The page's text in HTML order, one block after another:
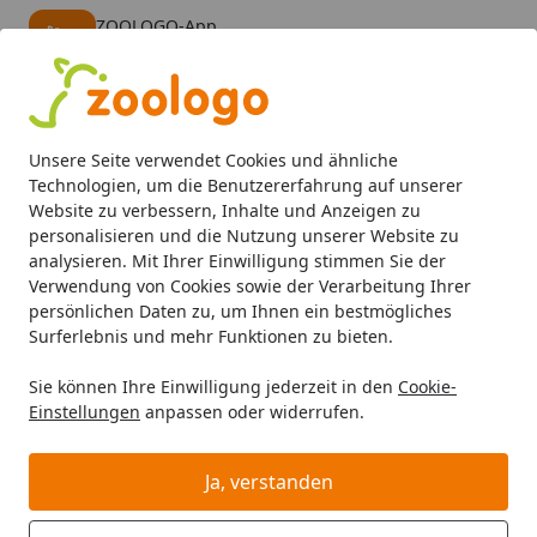
Unsere Seite verwendet Cookies und ähnliche
Technologien, um die Benutzererfahrung auf unserer
Website zu verbessern, Inhalte und Anzeigen zu
personalisieren und die Nutzung unserer Website zu
analysieren. Mit Ihrer Einwilligung stimmen Sie der
Verwendung von Cookies sowie der Verarbeitung Ihrer
persönlichen Daten zu, um Ihnen ein bestmögliches
Surferlebnis und mehr Funktionen zu bieten.
Sie können Ihre Einwilligung jederzeit in den Cookie-
Einstellungen anpassen oder widerrufen.
Ja, verstanden
ZOOLOGO-App
Alle Produkte
Mein Konto
Suchen
Startseite
Aquaristik Aquarieneinrichtung Aquariendekoration
biOrb Bambus grün S
BALD VERGRIFFEN